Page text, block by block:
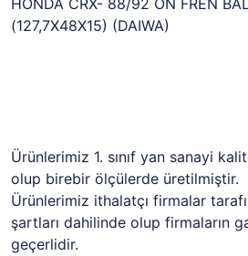
HONDA CRX- 88/92 ÖN FREN
(127,7X48X15) (DAIWA)
Ürünlerimiz 1. sınıf yan sanayi
olup birebir ölçülerde üretilmiştir.
Ürünlerimiz ithalatçı firmalar
şartları dahilinde olup firmaların
geçerlidir.